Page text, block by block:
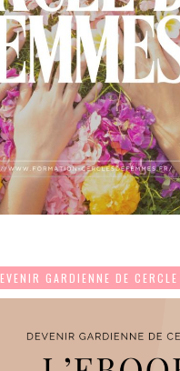
GARDIENNE DE